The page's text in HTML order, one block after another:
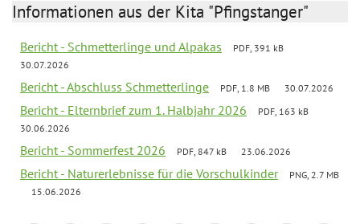
Informationen aus der Kita "Pfingstanger"
Bericht - Schmetterlinge und Alpakas
PDF, 391 kB
30.07.2026
Bericht - Abschluss Schmetterlinge PDF, 1.8 MB 30.07.2026
Bericht - Elternbrief zum 1. Halbjahr 2026
PDF, 163 kB
30.06.2026
Bericht - Sommerfest 2026 PDF, 847 kB 23.06.2026
Bericht - Naturerlebnisse für die Vorschulkinder
PNG, 2.7 MB
15.06.2026